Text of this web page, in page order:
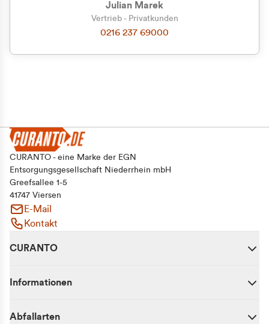
Julian Marek
Vertrieb - Privatkunden
0216 237 69000
CURANTO - eine Marke der EGN
Entsorgungsgesellschaft Niederrhein mbH
Greefsallee 1-5
41747 Viersen
E-Mail
Kontakt
CURANTO
Informationen
Abfallarten